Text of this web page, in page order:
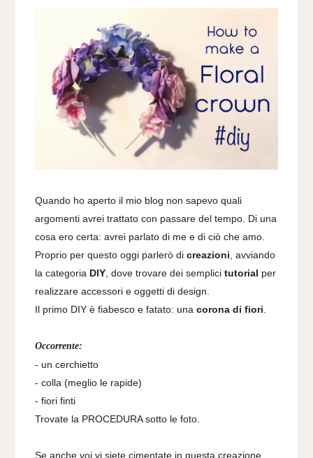
Quando ho aperto il mio blog non sapevo quali
argomenti avrei trattato con passare del tempo. Di una
cosa ero certa: avrei parlato di me e di ciò che amo.
Proprio per questo oggi parlerò dicreazioni , avviando
la categoria DIY , dove trovare dei semplicitutorial per
realizzare accessori e oggetti di design.
Il primo DIY è fiabesco e fatato: una corona di fiori
Occorrente:
- un cerchietto
- colla (meglio le rapide)
- fiori finti
Trovate la PROCEDURA sotto le foto.
Se anche voi vi siete cimentate in questa creazione